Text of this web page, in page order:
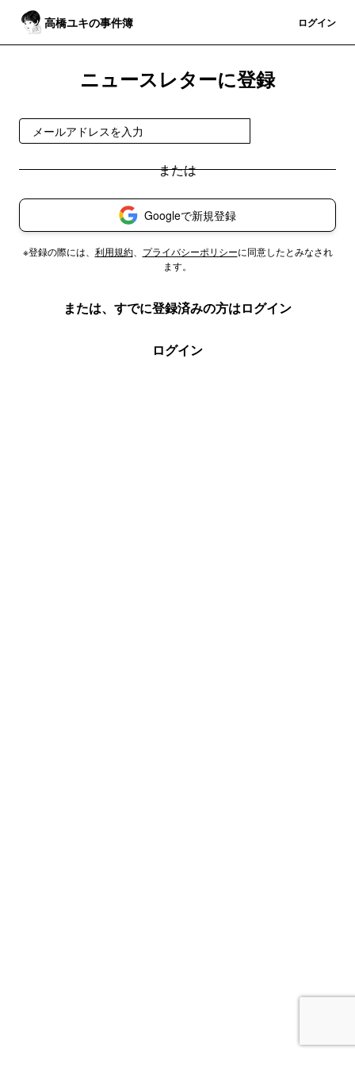
高橋ユキの事件簿 ログイン
ニュースレターに登録
Googleで新規登録
※登録の際には、 利用規約、 プライバシーポリシーに同意したとみなされ
ます。
または、すでに登録済みの方はログイン
ログイン